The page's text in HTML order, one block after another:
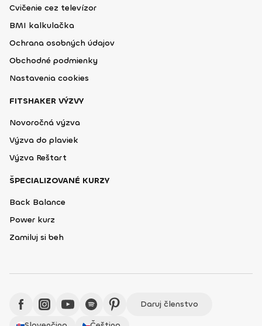
Cvičenie cez televízor
BMI kalkulačka
Ochrana osobných údajov
Obchodné podmienky
Nastavenia cookies
FITSHAKER VÝZVY
Novoročná výzva
Výzva do plaviek
Výzva Reštart
ŠPECIALIZOVANÉ KURZY
Back Balance
Power kurz
Zamiluj si beh
Daruj členstvo